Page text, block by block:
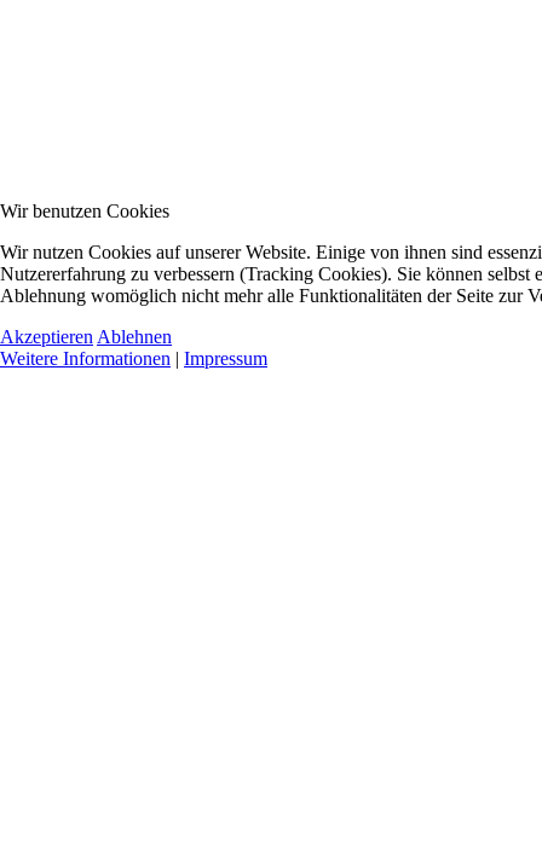
Wir benutzen Cookies
Wir nutzen Cookies auf unserer Website. Einige von ihnen sind
Nutzererfahrung zu verbessern (Tracking Cookies). Sie können selbst
Ablehnung womöglich nicht mehr alle Funktionalitäten der Seite zur
Akzeptieren Ablehnen
Weitere Informationen | Impressum